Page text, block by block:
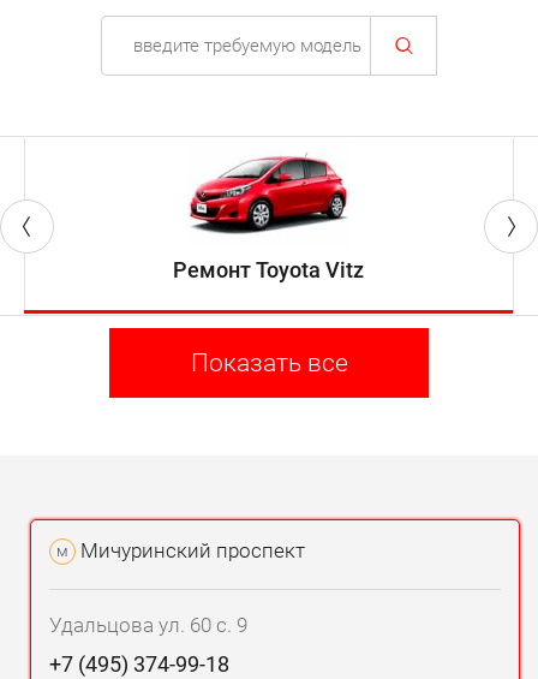
Ремонт Toyota Vitz
Показать все
м Мичуринский проспект
Удальцова ул. 60 с. 9
+7 (495) 374-99-18